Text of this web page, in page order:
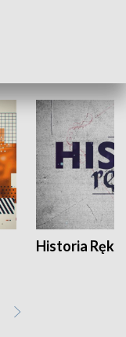
Historia Ręką